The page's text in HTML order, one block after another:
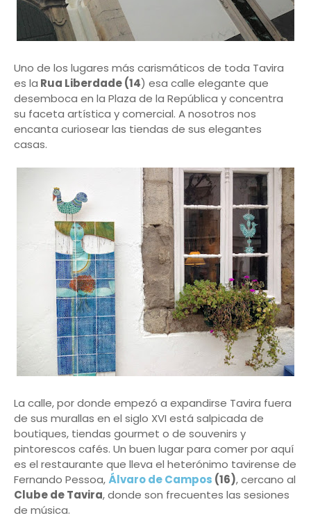
Uno de los lugares más carismáticos de toda Tavira
es la Rua Liberdade (14) esa calle elegante que
desemboca en la Plaza de la República y concentra
su faceta artística y comercial. A nosotros nos
encanta curiosear las tiendas de sus elegantes
casas.
La calle, por donde empezó a expandirse Tavira fuera
de sus murallas en el siglo XVI está salpicada de
boutiques, tiendas gourmet o de souvenirs y
pintorescos cafés. Un buen lugar para comer por aquí
es el restaurante que lleva el heterónimo tavirense de
Fernando Pessoa,Álvaro de Campos (16), cercano al
Clube de Tavira, donde son frecuentes las sesiones
de música.